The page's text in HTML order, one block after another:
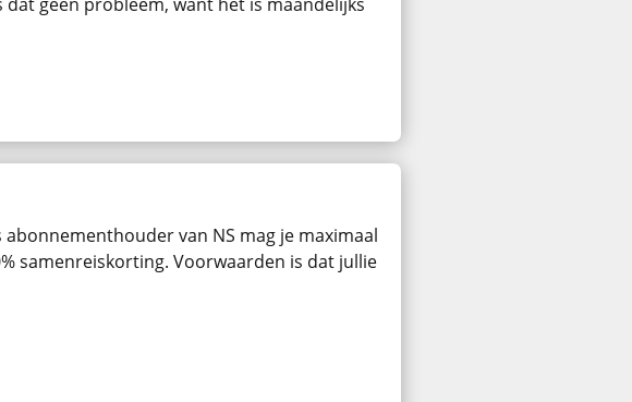
van NS mag je maximaal
samenreiskorting. Voorwaarden is dat jullie